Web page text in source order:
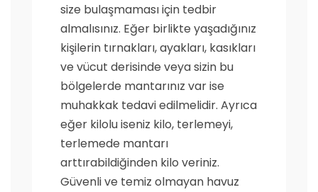
size bulaşmaması için tedbir
almalısınız. Eğer birlikte yaşadığınız
kişilerin tırnakları, ayakları, kasıkları
ve vücut derisinde veya sizin bu
bölgelerde mantarınız var ise
muhakkak tedavi edilmelidir. Ayrıca
eğer kilolu iseniz kilo, terlemeyi,
terlemede mantarı
arttırabildiğinden kilo veriniz.
Güvenli ve temiz olmayan havuz